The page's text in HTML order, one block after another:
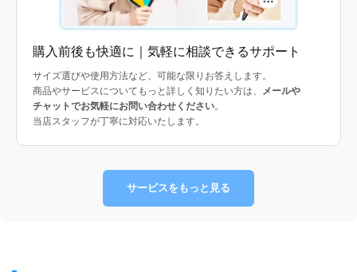
購入前後も快適に｜気軽に相談できるサポート
サイズ選びや使用方法など、可能な限りお答えします。
商品やサービスについてもっと詳しく知りたい方は、 メールや
チャットでお気軽にお問い合わせください。
当店スタッフが丁寧に対応いたします。
サービスをもっと見る